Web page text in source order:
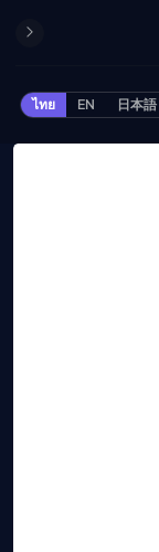
ข้ามไปยังเนื้อหา
ไทย EN 日本語